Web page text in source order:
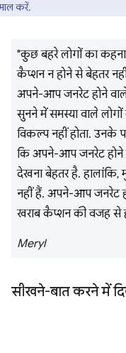
करें.
"कुछ बहरे लोगों का
कैप्शन न होने से बेहतर
अपने-आप जनरेट होने
सुनने में समस्या वाले
विकल्प नहीं होता. उनके
कि अपने-आप जनरेट
देखना बेहतर है.
नहीं हैं. अपने-आप जनरेट
खराब कैप्शन की वजह से
Meryl
सीखने-बात करने में